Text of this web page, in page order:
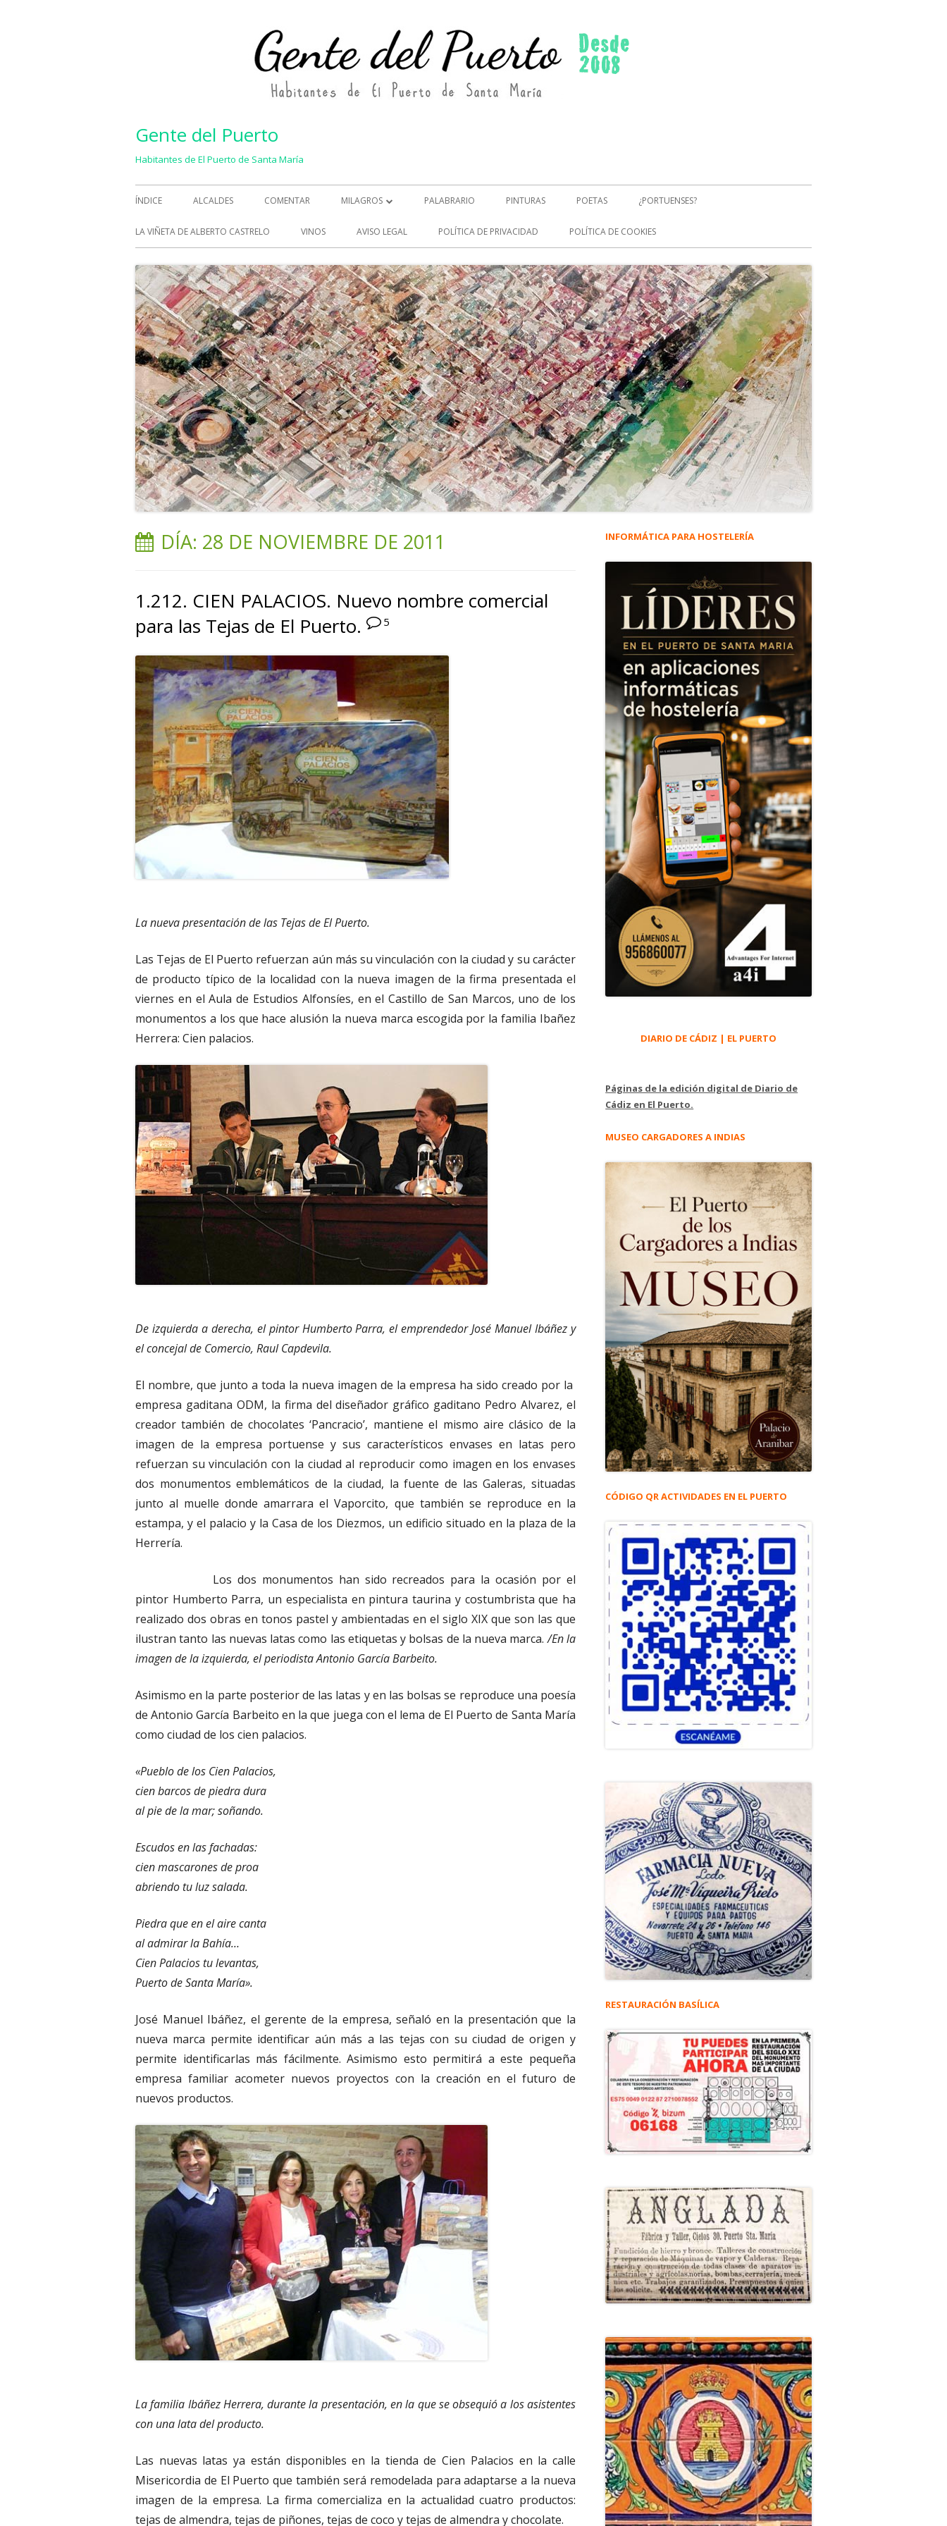
Gente del Puerto
Habitantes de El Puerto de Santa María
Menú
principal
ÍNDICE ALCALDES COMENTAR MILAGROS
MILAGROS (2)
PALABRARIO PINTURAS POETAS ¿PORTUENSES?
LA VIÑETA DE ALBERTO CASTRELO VINOS AVISO LEGAL POLÍTICA DE PRIVACIDAD POLÍTICA DE COOKIES
DÍA: 28 DE NOVIEMBRE DE 2011
1.212. CIEN PALACIOS. Nuevo nombre comercial
para las Tejas de El Puerto.
5
La nueva presentación de las Tejas de El Puerto.
Las Tejas de El Puerto refuerzan aún más su vinculación con la ciudad y su carácter
de producto típico de la localidad con la nueva imagen de la firma presentada el
viernes en el Aula de Estudios Alfonsíes, en el Castillo de San Marcos, uno de los
monumentos a los que hace alusión la nueva marca escogida por la familia Ibañez
Herrera: Cien palacios.
De izquierda a derecha, el pintor Humberto Parra, el emprendedor José Manuel Ibáñez y
el concejal de Comercio, Raul Capdevila.
El nombre, que junto a toda la nueva imagen de la empresa ha sido creado por la
empresa gaditana ODM, la firma del diseñador gráfico gaditano Pedro Alvarez, el
creador también de chocolates ‘Pancracio’, mantiene el mismo aire clásico de la
imagen de la empresa portuense y sus característicos envases en latas pero
refuerzan su vinculación con la ciudad al reproducir como imagen en los envases
dos monumentos emblemáticos de la ciudad, la fuente de las Galeras, situadas
junto al muelle donde amarrara el Vaporcito, que también se reproduce en la
estampa, y el palacio y la Casa de los Diezmos, un edificio situado en la plaza de la
Herrería.
Los dos monumentos han sido recreados para la ocasión por el
pintor Humberto Parra, un especialista en pintura taurina y costumbrista que ha
realizado dos obras en tonos pastel y ambientadas en el siglo XIX que son las que
ilustran tanto las nuevas latas como las etiquetas y bolsas de la nueva marca./En la
imagen de la izquierda, el periodista Antonio García Barbeito.
Asimismo en la parte posterior de las latas y en las bolsas se reproduce una poesía
de Antonio García Barbeito en la que juega con el lema de El Puerto de Santa María
como ciudad de los cien palacios.
«Pueblo de los Cien Palacios,
cien barcos de piedra dura
al pie de la mar; soñando.
Escudos en las fachadas:
cien mascarones de proa
abriendo tu luz salada.
Piedra que en el aire canta
al admirar la Bahía…
Cien Palacios tu levantas,
Puerto de Santa María».
José Manuel Ibáñez, el gerente de la empresa, señaló en la presentación que la
nueva marca permite identificar aún más a las tejas con su ciudad de origen y
permite identificarlas más fácilmente. Asimismo esto permitirá a este pequeña
empresa familiar acometer nuevos proyectos con la creación en el futuro de
nuevos productos.
La familia Ibáñez Herrera, durante la presentación, en la que se obsequió a los asistentes
con una lata del producto.
Las nuevas latas ya están disponibles en la tienda de Cien Palacios en la calle
Misericordia de El Puerto que también será remodelada para adaptarse a la nueva
imagen de la empresa. La firma comercializa en la actualidad cuatro productos:
tejas de almendra, tejas de piñones, tejas de coco y tejas de almendra y chocolate.
Barra
principal
INFORMÁTICA PARA HOSTELERÍA
DIARIO DE CÁDIZ | EL PUERTO
Páginas de la edición digital de Diario de
Cádiz en El Puerto.
MUSEO CARGADORES A INDIAS
CÓDIGO QR ACTIVIDADES EN EL PUERTO
RESTAURACIÓN BASÍLICA